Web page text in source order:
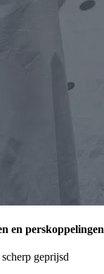
en perskoppelingen
geprijsd